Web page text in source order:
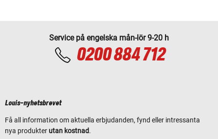
Service på engelska mån-lör 9-20 h
0200 884 712
Louis-nyhetsbrevet
Få all information om aktuella erbjudanden, fynd eller intressanta
nya produkter utan kostnad.